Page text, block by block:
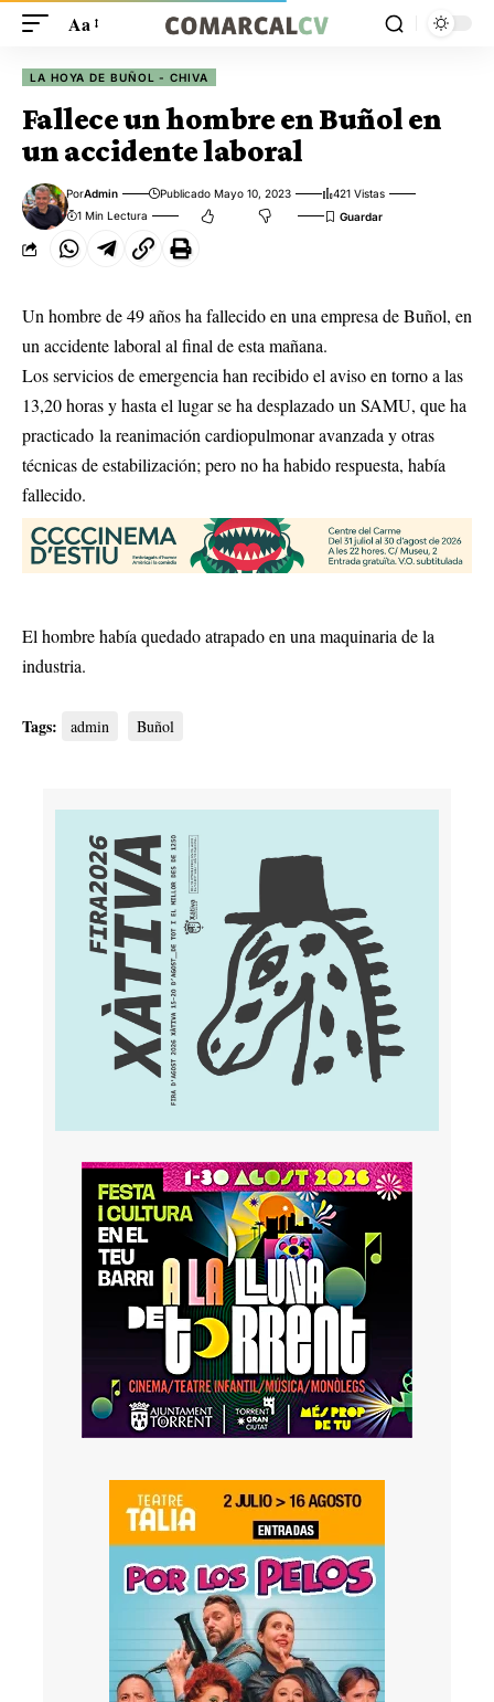
Aa
LA HOYA DE BUÑOL - CHIVA
Fallece un hombre en Buñol en
un accidente laboral
PorAdmin Publicado Mayo 10, 2023
421 Vistas
1 Min Lectura
Un hombre de 49 años ha fallecido en una empresa de Buñol, en
un accidente laboral al final de esta mañana.
Los servicios de emergencia han recibido el aviso en torno a las
13,20 horas y hasta el lugar se ha desplazado un SAMU, que ha
practicado la reanimación cardiopulmonar avanzada y otras
técnicas de estabilización; pero no ha habido respuesta, había
fallecido.
El hombre había quedado atrapado en una maquinaria de la
industria.
Tags: admin Buñol